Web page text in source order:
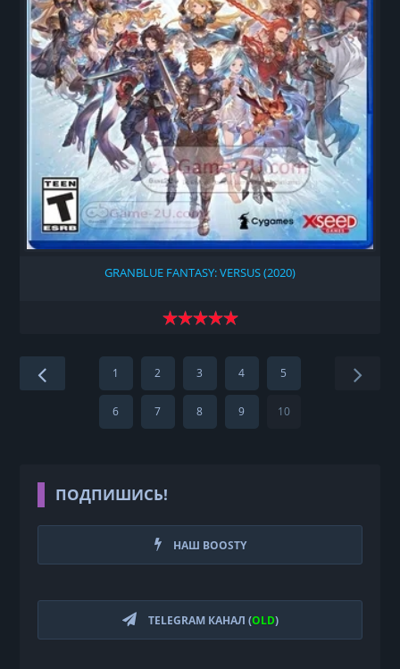
GRANBLUE FANTASY: VERSUS (2020)
1 2 3 4 5
6 7 8 9 10
ПОДПИШИСЬ!
НАШ BOOSTY
TELEGRAM КАНАЛ (OLD)